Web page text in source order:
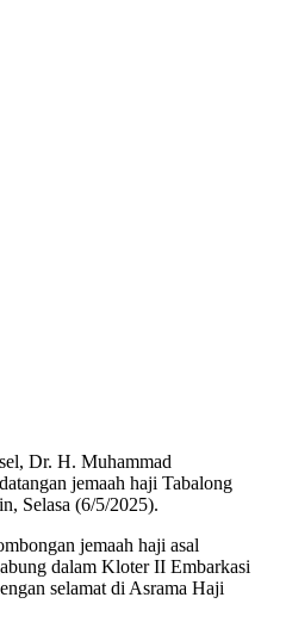
Dr. H. Muhammad
jemaah haji Tabalong
Selasa (6/5/2025).
jemaah haji asal
dalam Kloter II Embarkasi
selamat di Asrama Haji